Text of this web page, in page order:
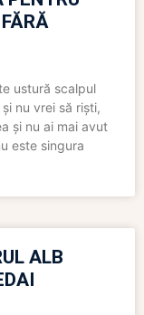
ustură scalpul
nu vrei să riști,
și nu ai mai avut
este singura
ALB